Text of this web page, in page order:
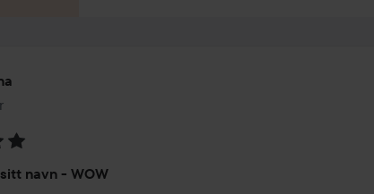
ble opprettet 1 år
navn - WOW